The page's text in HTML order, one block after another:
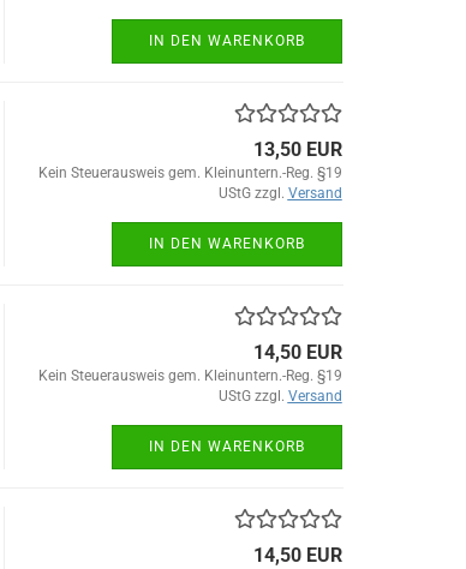
IN DEN WARENKORB
13,50 EUR
Kein Steuerausweis gem. Kleinuntern.-Reg. §19
UStG zzgl. Versand
IN DEN WARENKORB
14,50 EUR
Kein Steuerausweis gem. Kleinuntern.-Reg. §19
UStG zzgl. Versand
IN DEN WARENKORB
14,50 EUR